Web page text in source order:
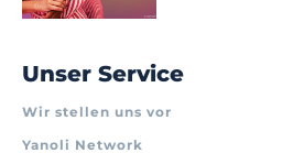
Unser Service
Wir stellen uns vor
Yanoli Network